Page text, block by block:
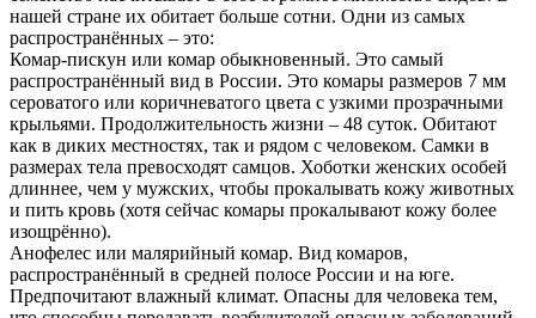
нашей стране их обитает больше сотни. Одни из самых
распространённых – это:
Комар-пискун или комар обыкновенный. Это самый
распространённый вид в России. Это комары размеров 7 мм
сероватого или коричневатого цвета с узкими прозрачными
крыльями. Продолжительность жизни – 48 суток. Обитают
как в диких местностях, так и рядом с человеком. Самки в
размерах тела превосходят самцов. Хоботки женских особей
длиннее, чем у мужских, чтобы прокалывать кожу животных
и пить кровь (хотя сейчас комары прокалывают кожу более
изощрённо).
Анофелес или малярийный комар. Вид комаров,
распространённый в средней полосе России и на юге.
Предпочитают влажный климат. Опасны для человека тем,